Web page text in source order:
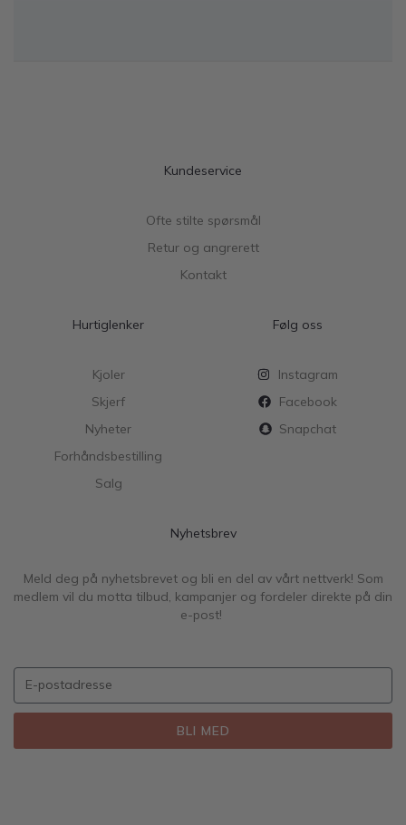
Kundeservice
Ofte stilte spørsmål
Retur og angrerett
Kontakt
Hurtiglenker
Kjoler
Skjerf
Nyheter
Forhåndsbestilling
Salg
Følg oss
Instagram
Facebook
Snapchat
Nyhetsbrev
Meld deg på nyhetsbrevet og bli en del av vårt nettverk! Som
medlem vil du motta tilbud, kampanjer og fordeler direkte på din
e-post!
BLI MED